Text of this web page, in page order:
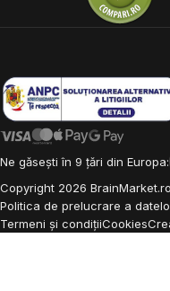
Ne găsești în 9 țări din Europa:
Copyright 2026
Politica de prelucrare a
Termeni și condițiiCookies